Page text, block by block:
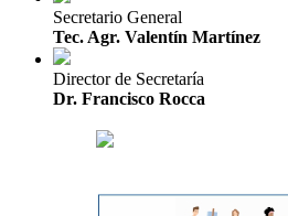
Secretario General
Tec. Agr. Valentín Martínez
Director de Secretaría
Dr. Francisco Rocca